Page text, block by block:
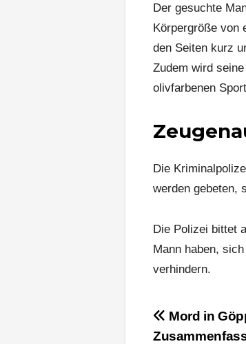
Der gesuchte
Körpergröße von
den Seiten kurz
Zudem wird
olivfarbenen
Die
werden gebeten,
Die Polizei bittet
Mann haben,
verhindern.
Mord in